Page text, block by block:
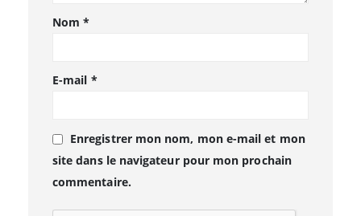
Nom*
E-mail *
Enregistrer mon nom, mon e-mail et mon
site dans le navigateur pour mon prochain
commentaire.